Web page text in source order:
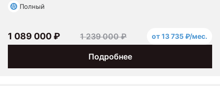
Полный
Подробнее
1 089 000 ₽ 1 239 000 ₽ от 13 735 ₽/мес.